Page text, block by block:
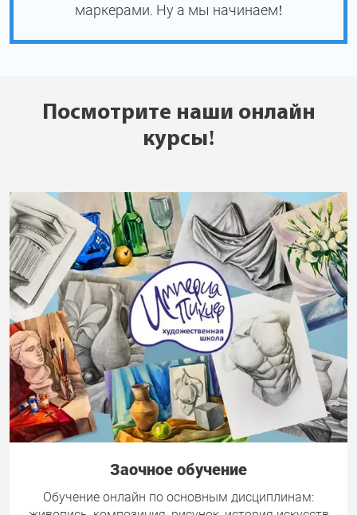
маркерами. Ну а мы начинаем!
Посмотрите наши онлайн
курсы!
Заочное обучение
Обучение онлайн по основным дисциплинам: